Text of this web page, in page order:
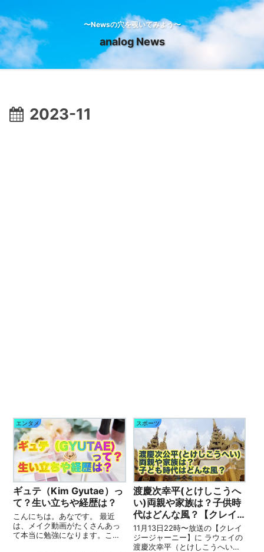
〜Newsの穴を覗いてみよう〜
analog News
2023-11
エンタメ
ギュテ（Kim Gyutae）っ
て？生い立ちや経歴は？
こんにちは。あなです。 最近
は、メイク動画がたくさんあっ
て本当に勉強になります。こん
スポーツ
渡慶次幸平(とけしこうへ
い)両親や家族は？子供時
代はどんな風？【クレイ
ジージャーニー】
11月13日22時〜放送の【クレイ
ジージャーニー】に ラウェイの
渡慶次幸平（とけしこうへい）